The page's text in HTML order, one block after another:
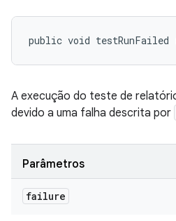
public void testRunFailed
A execução do teste de
devido a uma falha descrita por
Parâmetros
failure